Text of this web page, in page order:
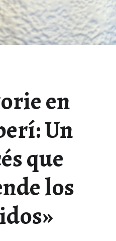
en
Un
que
los